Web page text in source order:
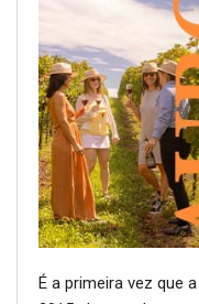
É a primeira vez que